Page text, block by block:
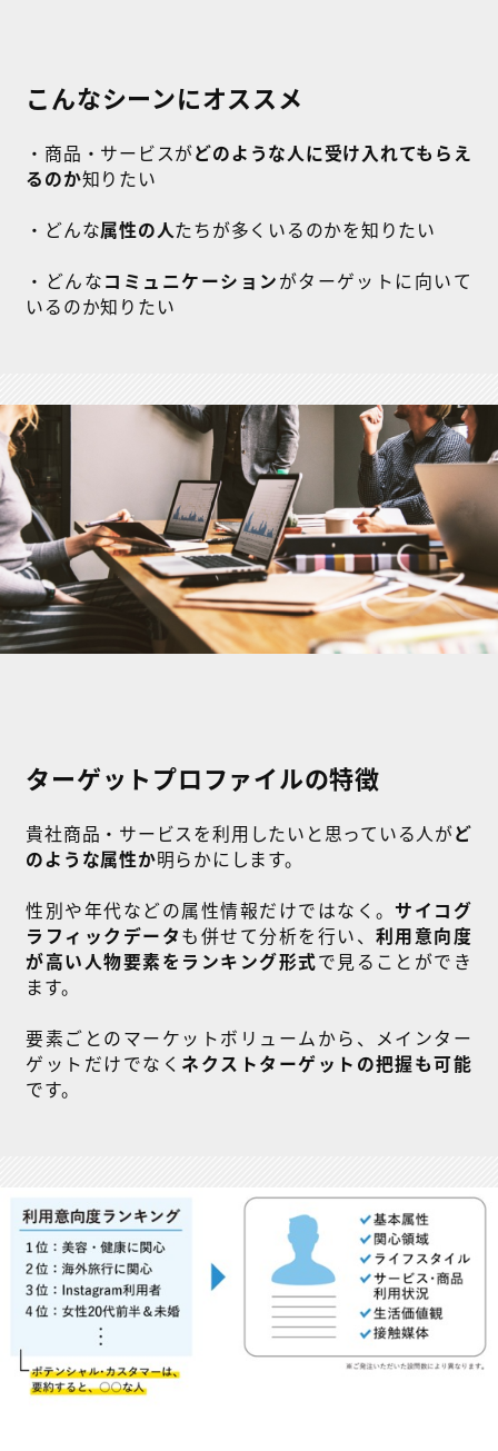
こんなシーンにオススメ
・商品・サービスがどのような人に受け入れてもらえ
るのか知りたい
・どんな属性の人たちが多くいるのかを知りたい
・どんなコミュニケーションがターゲットに向いて
いるのか知りたい
ターゲットプロファイルの特徴
貴社商品・サービスを利用したいと思っている人がど
のような属性か明らかにします。
性別や年代などの属性情報だけではなく。 サイコグ
ラフィックデータも併せて分析を行い、 利用意向度
が高い人物要素をランキング形式で見ることができ
ます。
要素ごとのマーケットボリュームから、メインター
ゲットだけでなく ネクストターゲットの把握も可能
です。